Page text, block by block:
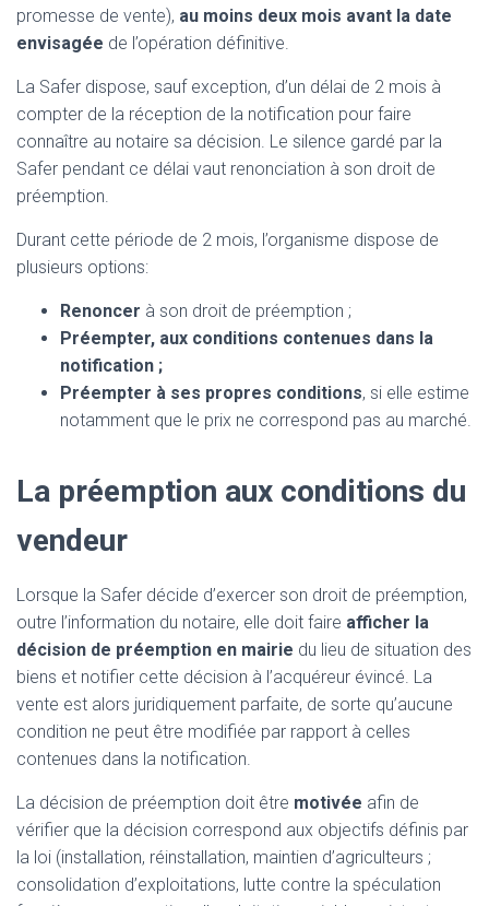
promesse de vente), au moins deux mois avant la date
envisagée de l’opération définitive.
La Safer dispose, sauf exception, d’un délai de 2 mois à
compter de la réception de la notification pour faire
connaître au notaire sa décision. Le silence gardé par la
Safer pendant ce délai vaut renonciation à son droit de
préemption.
Durant cette période de 2 mois, l’organisme dispose de
plusieurs options:
Renoncer à son droit de préemption ;
Préempter, aux conditions contenues dans la
notification ;
Préempter à ses propres conditions, si elle estime
notamment que le prix ne correspond pas au marché.
La préemption aux conditions du
vendeur
Lorsque la Safer décide d’exercer son droit de préemption,
outre l’information du notaire, elle doit faire afficher la
décision de préemption en mairie du lieu de situation des
biens et notifier cette décision à l’acquéreur évincé. La
vente est alors juridiquement parfaite, de sorte qu’aucune
condition ne peut être modifiée par rapport à celles
contenues dans la notification.
La décision de préemption doit être motivée afin de
vérifier que la décision correspond aux objectifs définis par
la loi (installation, réinstallation, maintien d’agriculteurs ;
consolidation d’exploitations, lutte contre la spéculation